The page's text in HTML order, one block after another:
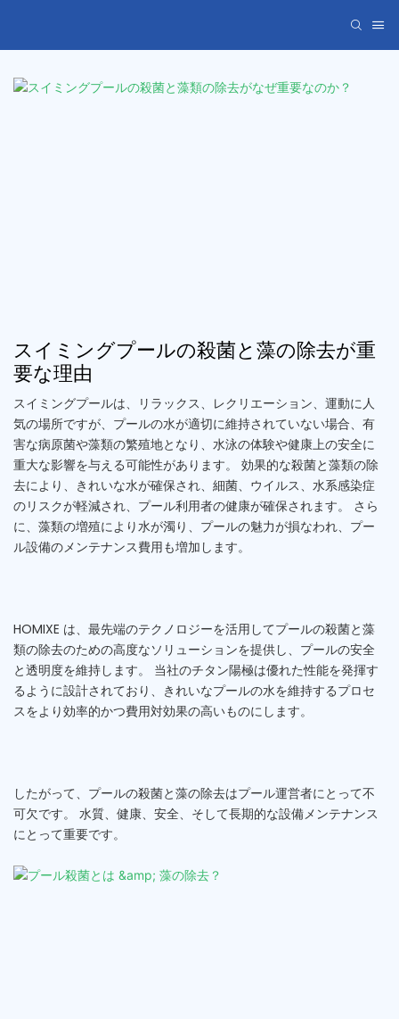
スイミングプールの殺菌と藻の除去が重
要な理由
スイミングプールは、リラックス、レクリエーション、運動に人
気の場所ですが、プールの水が適切に維持されていない場合、有
害な病原菌や藻類の繁殖地となり、水泳の体験や健康上の安全に
重大な影響を与える可能性があります。 効果的な殺菌と藻類の除
去により、きれいな水が確保され、細菌、ウイルス、水系感染症
のリスクが軽減され、プール利用者の健康が確保されます。 さら
に、藻類の増殖により水が濁り、プールの魅力が損なわれ、プー
ル設備のメンテナンス費用も増加します。
HOMIXE は、最先端のテクノロジーを活用してプールの殺菌と藻
類の除去のための高度なソリューションを提供し、プールの安全
と透明度を維持します。 当社のチタン陽極は優れた性能を発揮す
るように設計されており、きれいなプールの水を維持するプロセ
スをより効率的かつ費用対効果の高いものにします。
したがって、プールの殺菌と藻の除去はプール運営者にとって不
可欠です。 水質、健康、安全、そして長期的な設備メンテナンス
にとって重要です。